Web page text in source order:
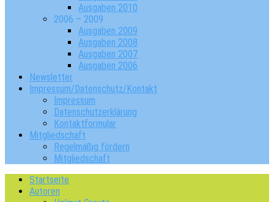
Ausgaben 2010
2006 – 2009
Ausgaben 2009
Ausgaben 2008
Ausgaben 2007
Ausgaben 2006
Newsletter
Impressum/Datenschutz/Kontakt
Impressum
Datenschutzerklärung
Kontaktformular
Mitgliedschaft
Regelmäßig fördern
Mitgliedschaft
Startseite
Autoren